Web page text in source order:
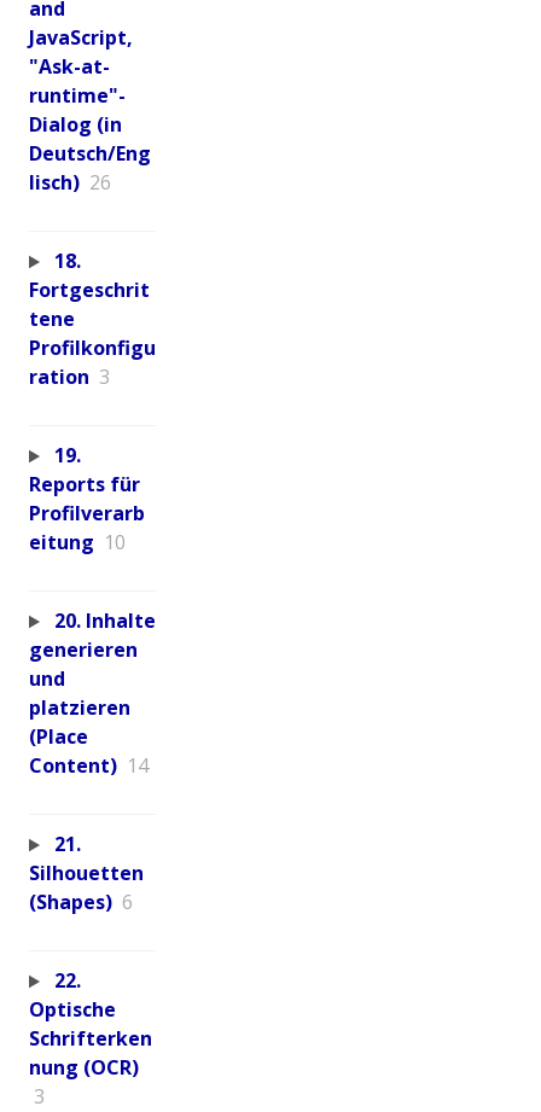
and
JavaScript,
"Ask-at-
runtime"-
Dialog (in
Deutsch/Eng
lisch) 26
18.
Fortgeschrit
tene
Profilkonfigu
ration 3
19.
Reports für
Profilverarb
eitung 10
20. Inhalte
generieren
und
platzieren
(Place
Content) 14
21.
Silhouetten
(Shapes) 6
22.
Optische
Schrifterken
nung (OCR)
3